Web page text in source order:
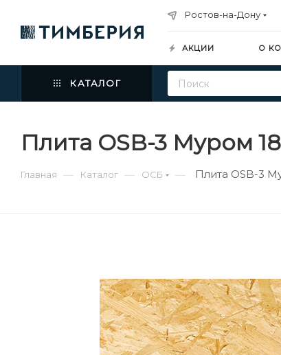
Ростов-на-Дону
АКЦИИ О
КАТАЛОГ
Плита OSB-3 Муром
Главная — Каталог — ОСБ — Плита OSB-3